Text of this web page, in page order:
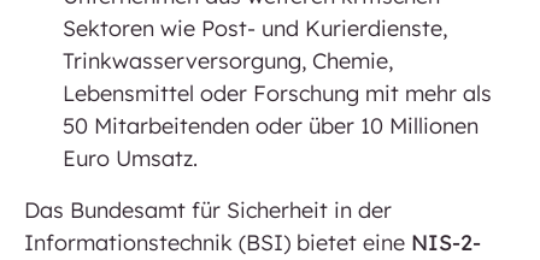
Sektoren wie Post- und Kurierdienste,
Trinkwasserversorgung, Chemie,
Lebensmittel oder Forschung mit mehr als
50 Mitarbeitenden oder über 10 Millionen
Euro Umsatz.
Das Bundesamt für Sicherheit in der
Informationstechnik (BSI) bietet eine NIS-2-